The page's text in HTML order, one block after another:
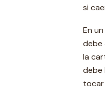
si
En
debe
la
debe
tocar